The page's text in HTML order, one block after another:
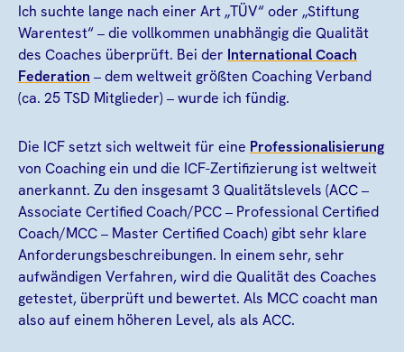
Ich suchte lange nach einer Art „TÜV“ oder „Stiftung
Warentest“ – die vollkommen unabhängig die Qualität
des Coaches überprüft. Bei der International Coach
Federation – dem weltweit größten Coaching Verband
(ca. 25 TSD Mitglieder) – wurde ich fündig.
Die ICF setzt sich weltweit für eine Professionalisierung
von Coaching ein und die ICF-Zertifizierung ist weltweit
anerkannt. Zu den insgesamt 3 Qualitätslevels (ACC –
Associate Certified Coach/PCC – Professional Certified
Coach/MCC – Master Certified Coach) gibt sehr klare
Anforderungsbeschreibungen. In einem sehr, sehr
aufwändigen Verfahren, wird die Qualität des Coaches
getestet, überprüft und bewertet. Als MCC coacht man
also auf einem höheren Level, als als ACC.